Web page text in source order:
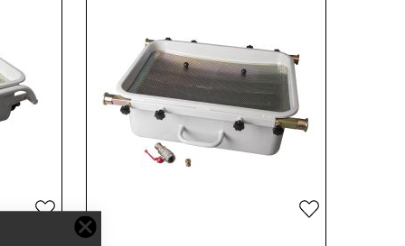
Zur
Wunschliste
Zur